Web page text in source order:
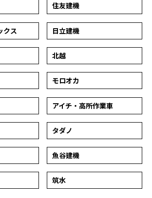
住友建機
クス 日立建機
北越
モロオカ
アイチ・高所作業車
タダノ
魚谷建機
筑水